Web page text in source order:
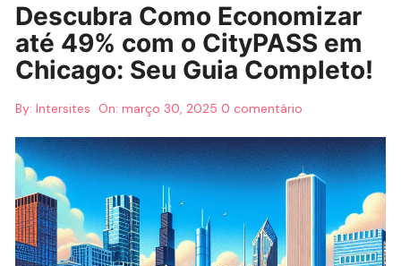
Descubra Como Economizar
até 49% com o CityPASS em
Chicago: Seu Guia Completo!
By: Intersites On:março 30, 2025 0 comentário